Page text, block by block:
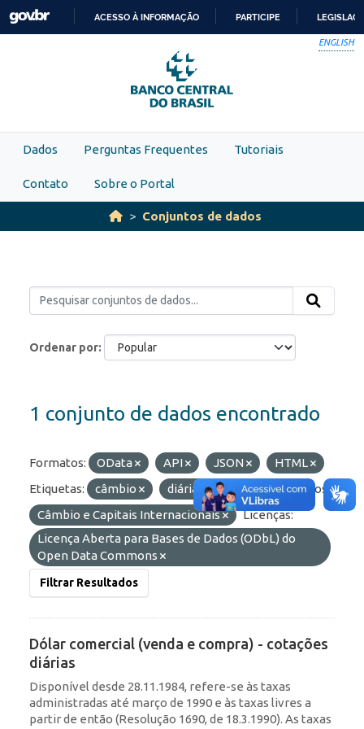
Skip to main content
PARA
O
CONTEÚDO
ACESSO À INFORMAÇÃO PARTICIPE
ENGLISH
Dados Perguntas Frequentes Tutoriais
Contato Sobre o Portal
Conjuntos de dados
Ordenar por
1 conjunto de dados encontrado
Formatos: OData API JSON
HTML
Etiquetas:
câmbio diárias taxas
Grupos:
Câmbio e Capitais Internacionais
Licenças:
Licença Aberta para Bases de Dados (ODbL) do
Open Data Commons
Filtrar Resultados
Dólar comercial (venda e compra) - cotações
diárias
Disponível desde 28.11.1984, refere-se às taxas
administradas até março de 1990 e às taxas livres a
partir de então (Resolução 1690, de 18.3.1990). As taxas